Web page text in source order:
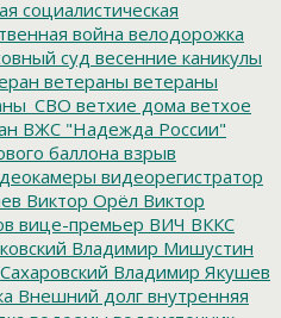
социалистическая
война велодорожка
суд весенние каникулы
ветераны ветераны
ветхие дома ветхое
ВЖС "Надежда России"
баллона взрыв
видеорегистратор
Виктор Орёл Виктор
вице-премьер ВИЧ ВККС
Владимир Мишустин
Владимир Якушев
Внешний долг внутренняя